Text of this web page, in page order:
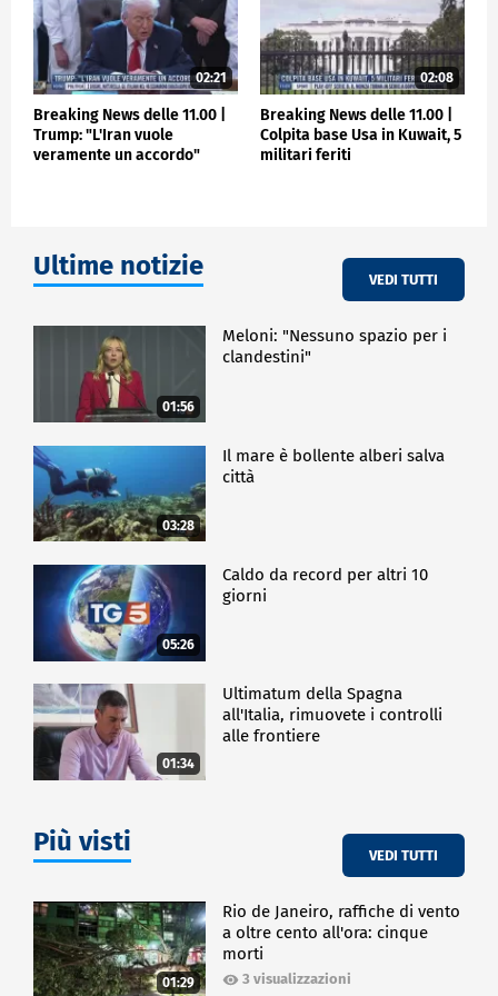
viene inevitabilmente contagiato. Pertanto, per
proteggere la popolazione, vietiamo qualsiasi
contatto con i cadaveri. Solo le persone addestrate
possono toccarli, e non chiunque. La famiglia ha il
diritto di vedere, ma non ha il diritto di toccarlo"
02:21
Breaking News delle 11.00 |
Trump: "L'Iran vuole
veramente un accordo"
02:08
Breaking News delle 11.00 |
Colpita base Usa in Kuwait, 5
militari feriti
Ultime notizie VEDI TUTTI
01:56
Meloni: "Nessuno spazio per i
clandestini"
03:28
Il mare è bollente alberi salva
città
05:26
Caldo da record per altri 10
giorni
01:34
Ultimatum della Spagna
all'Italia, rimuovete i controlli
alle frontiere
Più visti VEDI TUTTI
01:29
Rio de Janeiro, raffiche di vento
a oltre cento all'ora: cinque
morti
3 visualizzazioni